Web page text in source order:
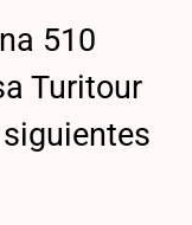
510
Turitour